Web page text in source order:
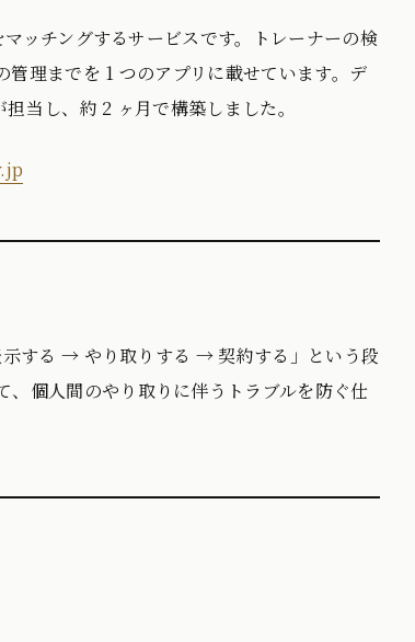
ッチングするサービスです。トレーナーの検
理までを 1 つのアプリに載せています。デ
当し、約 2 ヶ月で構築しました。
する → やり取りする → 契約する」という段
個人間のやり取りに伴うトラブルを防ぐ仕